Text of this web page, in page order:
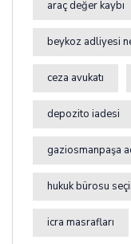
araç değer kaybı
beykoz adliyesi
ceza avukatı
depozito iadesi
gaziosmanpaşa
hukuk bürosu
icra masrafları